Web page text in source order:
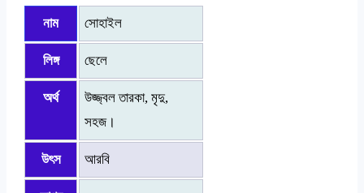
নাম সোহাইল
লিঙ্গ ছেলে
অর্থ
উজ্জ্বল তারকা, মৃদু,
সহজ।
উৎস আরবি